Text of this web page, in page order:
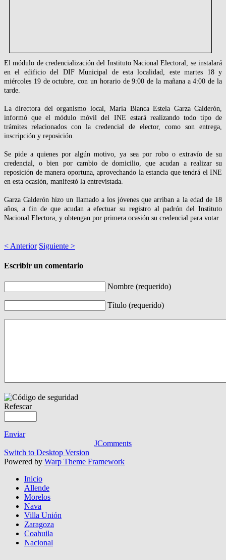
El módulo de credencialización del Instituto Nacional Electoral, se instalará
en el edificio del DIF Municipal de esta localidad, este martes 18 y
miércoles 19 de octubre, con un horario de 9:00 de la mañana a 4:00 de la
tarde.
La directora del organismo local, María Blanca Estela Garza Calderón,
informó que el módulo móvil del INE estará realizando todo tipo de
trámites relacionados con la credencial de elector, como son entrega,
inscripción y reposición.
Se pide a quienes por algún motivo, ya sea por robo o extravío de su
credencial, o bien por cambio de domicilio, que acudan a realizar su
reposición de manera oportuna, aprovechando la estancia que tendrá el INE
en esta ocasión, manifestó la entrevistada.
Garza Calderón hizo un llamado a los jóvenes que arriban a la edad de 18
años, a fin de que acudan a efectuar su registro al padrón del Instituto
Nacional Electora, y obtengan por primera ocasión su credencial para votar.
< Anterior Siguiente >
Escribir un comentario
Nombre (requerido)
Título (requerido)
Refescar
Enviar
JComments
Switch to Desktop Version
Powered by Warp Theme Framework
Inicio
Allende
Morelos
Nava
Villa Unión
Zaragoza
Coahuila
Nacional